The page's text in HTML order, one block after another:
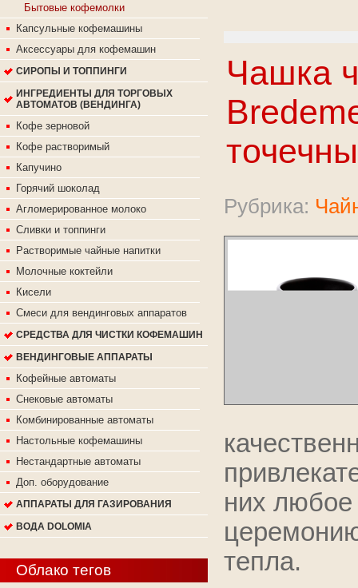
Бытовые кофемолки
Капсульные кофемашины
Аксессуары для кофемашин
СИРОПЫ И ТОППИНГИ
ИНГРЕДИЕНТЫ ДЛЯ ТОРГОВЫХ
АВТОМАТОВ (ВЕНДИНГА)
Кофе зерновой
Кофе растворимый
Капучино
Горячий шоколад
Агломерированное молоко
Сливки и топпинги
Растворимые чайные напитки
Молочные коктейли
Кисели
Смеси для вендинговых аппаратов
СРЕДСТВА ДЛЯ ЧИСТКИ КОФЕМАШИН
ВЕНДИНГОВЫЕ АППАРАТЫ
Кофейные автоматы
Снековые автоматы
Комбинированные автоматы
Настольные кофемашины
Нестандартные автоматы
Доп. оборудование
АППАРАТЫ ДЛЯ ГАЗИРОВАНИЯ
ВОДА DOLOMIA
Облако тегов
Чашка
Рубрика:
них любое
тепла.